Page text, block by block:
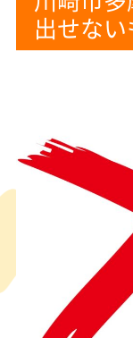
出せな